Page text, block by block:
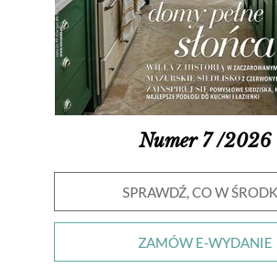
Numer 7 /2026
SPRAWDŹ, CO W
ZAMÓW E-WYDANIE